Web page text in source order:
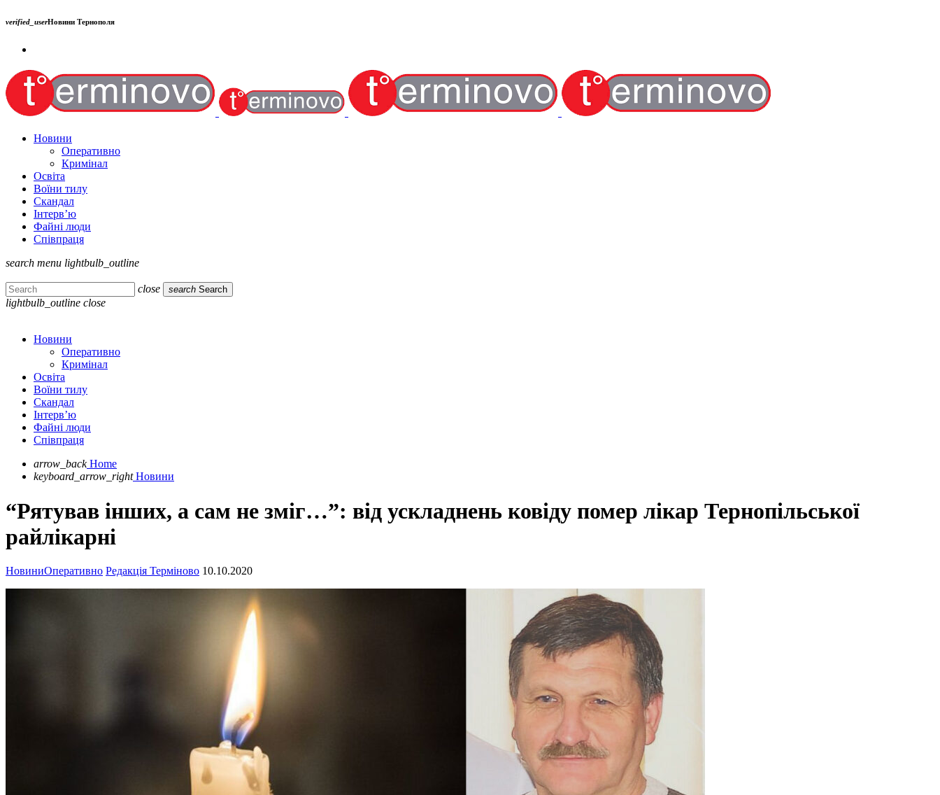
verified_userНовини Тернополя
Новини
Оперативно
Кримінал
Освіта
Воїни тилу
Скандал
Інтерв’ю
Файні люди
Співпраця
search menu lightbulb_outline
close search Search
lightbulb_outline close
Новини
Оперативно
Кримінал
Освіта
Воїни тилу
Скандал
Інтерв’ю
Файні люди
Співпраця
arrow_back Home
keyboard_arrow_right Новини
“Рятував інших, а сам не зміг…”: від ускладнень ковіду помер лікар Тернопільської
райлікарні
НовиниОперативно Редакція Терміново 10.10.2020